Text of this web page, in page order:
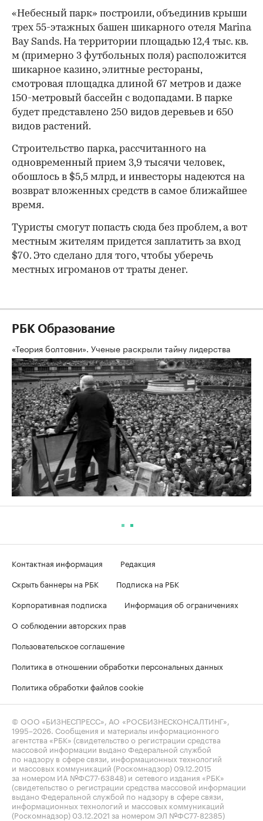
«Небесный парк» построили, объединив крыши
трех 55-этажных башен шикарного отеля Marina
Bay Sands. На территории площадью 12,4 тыс. кв.
м (примерно 3 футбольных поля) расположится
шикарное казино, элитные рестораны,
смотровая площадка длиной 67 метров и даже
150-метровый бассейн с водопадами. В парке
будет представлено 250 видов деревьев и 650
видов растений.
Строительство парка, рассчитанного на
одновременный прием 3,9 тысячи человек,
обошлось в $5,5 млрд, и инвесторы надеются на
возврат вложенных средств в самое ближайшее
время.
Туристы смогут попасть сюда без проблем, а вот
местным жителям придется заплатить за вход
$70. Это сделано для того, чтобы уберечь
местных игроманов от траты денег.
РБК Образование
«Теория болтовни». Ученые раскрыли тайну лидерства
Контактная информация
Редакция
Скрыть баннеры на РБК
Подписка на РБК
Корпоративная подписка
Информация об ограничениях
О соблюдении авторских прав
Пользовательское соглашение
Политика в отношении обработки персональных данных
Политика обработки файлов cookie
© ООО «БИЗНЕСПРЕСС», АО «РОСБИЗНЕСКОНСАЛТИНГ»,
1995–2026. Сообщения и материалы информационного
агентства «РБК» (свидетельство о регистрации средства
массовой информации выдано Федеральной службой
по надзору в сфере связи, информационных технологий
и массовых коммуникаций (Роскомнадзор) 09.12.2015
за номером ИА №ФС77-63848) и сетевого издания «РБК»
(свидетельство о регистрации средства массовой информации
выдано Федеральной службой по надзору в сфере связи,
информационных технологий и массовых коммуникаций
(Роскомнадзор) 03.12.2021 за номером ЭЛ №ФС77-82385)